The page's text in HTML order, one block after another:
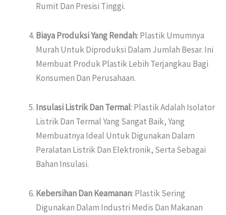
Rumit Dan Presisi Tinggi.
Biaya Produksi Yang Rendah: Plastik Umumnya
Murah Untuk Diproduksi Dalam Jumlah Besar. Ini
Membuat Produk Plastik Lebih Terjangkau Bagi
Konsumen Dan Perusahaan.
Insulasi Listrik Dan Termal: Plastik Adalah Isolator
Listrik Dan Termal Yang Sangat Baik, Yang
Membuatnya Ideal Untuk Digunakan Dalam
Peralatan Listrik Dan Elektronik, Serta Sebagai
Bahan Insulasi.
Kebersihan Dan Keamanan: Plastik Sering
Digunakan Dalam Industri Medis Dan Makanan